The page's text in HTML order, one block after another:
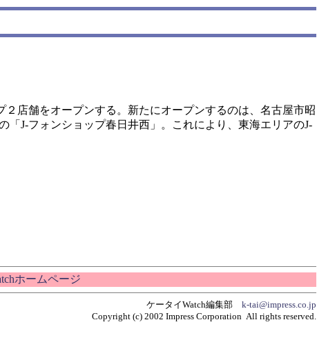
店舗をオープンする。新たにオープンするのは、名古屋市昭
J-フォンショップ春日井西」。これにより、東海エリアのJ-
ホームページ
ケータイWatch編集部 k-tai@impress.co.jp
Copyright (c) 2002 Impress Corporation All rights reserved.